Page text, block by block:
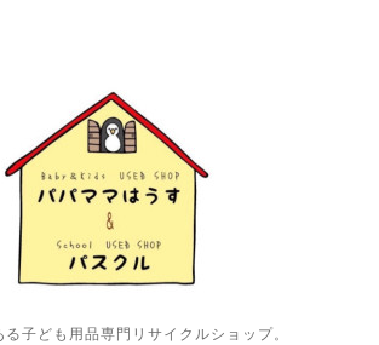
る子ども用品専門リサイクルショップ。